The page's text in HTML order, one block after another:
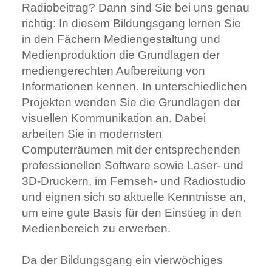
Radiobeitrag? Dann sind Sie bei uns genau
richtig: In diesem Bildungsgang lernen Sie
in den Fächern Mediengestaltung und
Medienproduktion die Grundlagen der
mediengerechten Aufbereitung von
Informationen kennen. In unterschiedlichen
Projekten wenden Sie die Grundlagen der
visuellen Kommunikation an. Dabei
arbeiten Sie in modernsten
Computerräumen mit der entsprechenden
professionellen Software sowie Laser- und
3D-Druckern, im Fernseh- und Radiostudio
und eignen sich so aktuelle Kenntnisse an,
um eine gute Basis für den Einstieg in den
Medienbereich zu erwerben.
Da der Bildungsgang ein vierwöchiges